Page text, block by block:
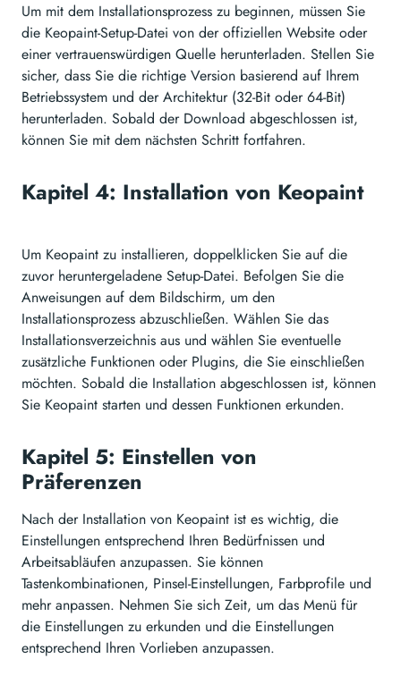
Um mit dem Installationsprozess zu beginnen, müssen Sie
die Keopaint-Setup-Datei von der offiziellen Website oder
einer vertrauenswürdigen Quelle herunterladen. Stellen Sie
sicher, dass Sie die richtige Version basierend auf Ihrem
Betriebssystem und der Architektur (32-Bit oder 64-Bit)
herunterladen. Sobald der Download abgeschlossen ist,
können Sie mit dem nächsten Schritt fortfahren.
Kapitel 4: Installation von Keopaint
Um Keopaint zu installieren, doppelklicken Sie auf die
zuvor heruntergeladene Setup-Datei. Befolgen Sie die
Anweisungen auf dem Bildschirm, um den
Installationsprozess abzuschließen. Wählen Sie das
Installationsverzeichnis aus und wählen Sie eventuelle
zusätzliche Funktionen oder Plugins, die Sie einschließen
möchten. Sobald die Installation abgeschlossen ist, können
Sie Keopaint starten und dessen Funktionen erkunden.
Kapitel 5: Einstellen von
Präferenzen
Nach der Installation von Keopaint ist es wichtig, die
Einstellungen entsprechend Ihren Bedürfnissen und
Arbeitsabläufen anzupassen. Sie können
Tastenkombinationen, Pinsel-Einstellungen, Farbprofile und
mehr anpassen. Nehmen Sie sich Zeit, um das Menü für
die Einstellungen zu erkunden und die Einstellungen
entsprechend Ihren Vorlieben anzupassen.